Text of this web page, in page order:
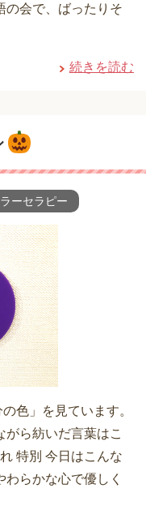
の会で、ばったりそ
続きを読む
ーセラピー
色」を見ています。
ら紡いだ言葉はこ
特別 今日はこんな
らかな心で優しく